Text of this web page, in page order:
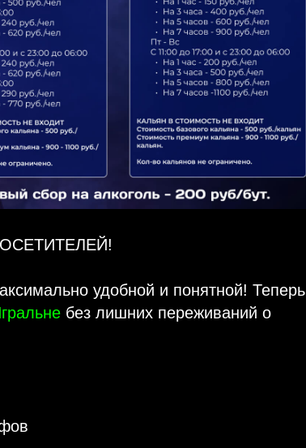
удобной и понятной! Теперь
без лишних переживаний о